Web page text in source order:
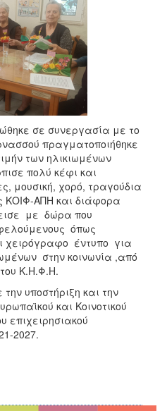
σε συνεργασία με το
πραγματοποιήθηκε
των ηλικιωμένων
πολύ κέφι και
μουσική, χορό, τραγούδια
ΚΟΙΦ-ΑΠΗ και διάφορα
με δώρα που
όπως
χειρόγραφο έντυπο για
στην κοινωνία ,από
του Κ.Η.Φ.Η.
υποστήριξη και την
και Κοινοτικού
επιχειρησιακού
2027.